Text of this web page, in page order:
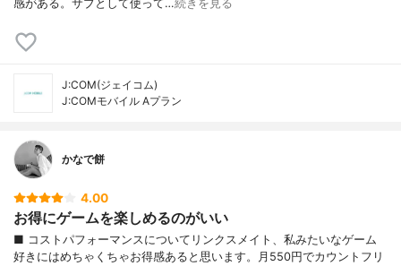
感がある。サブとして使って…続きを見る
J:COM(ジェイコム)
J:COMモバイル Aプラン
かなで餅
4.00
お得にゲームを楽しめるのがいい
■ コストパフォーマンスについてリンクスメイト、私みたいなゲーム
好きにはめちゃくちゃお得感あると思います。月550円でカウントフリ